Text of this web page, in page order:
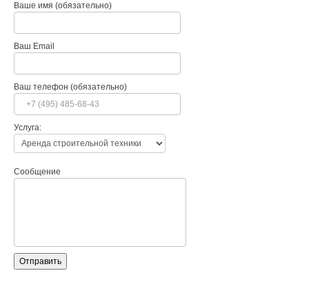
Ваше имя (обязательно)
Ваш Email
Ваш телефон (обязательно)
Услуга:
Сообщение